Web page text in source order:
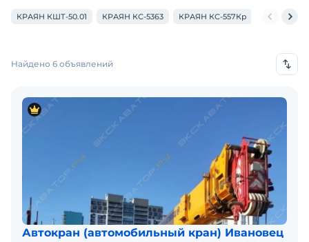
КРАЯН КШТ-50.01 КРАЯН КС-5363 КРАЯН КС-557Кр
Найдено 6 объявлений
Автокран (автомобильный кран) Ивановец